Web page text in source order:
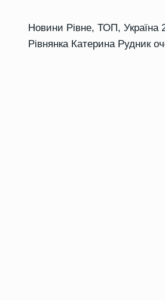
Новини Рівне, ТОП, Україна
Рівнянка Катерина Рудник